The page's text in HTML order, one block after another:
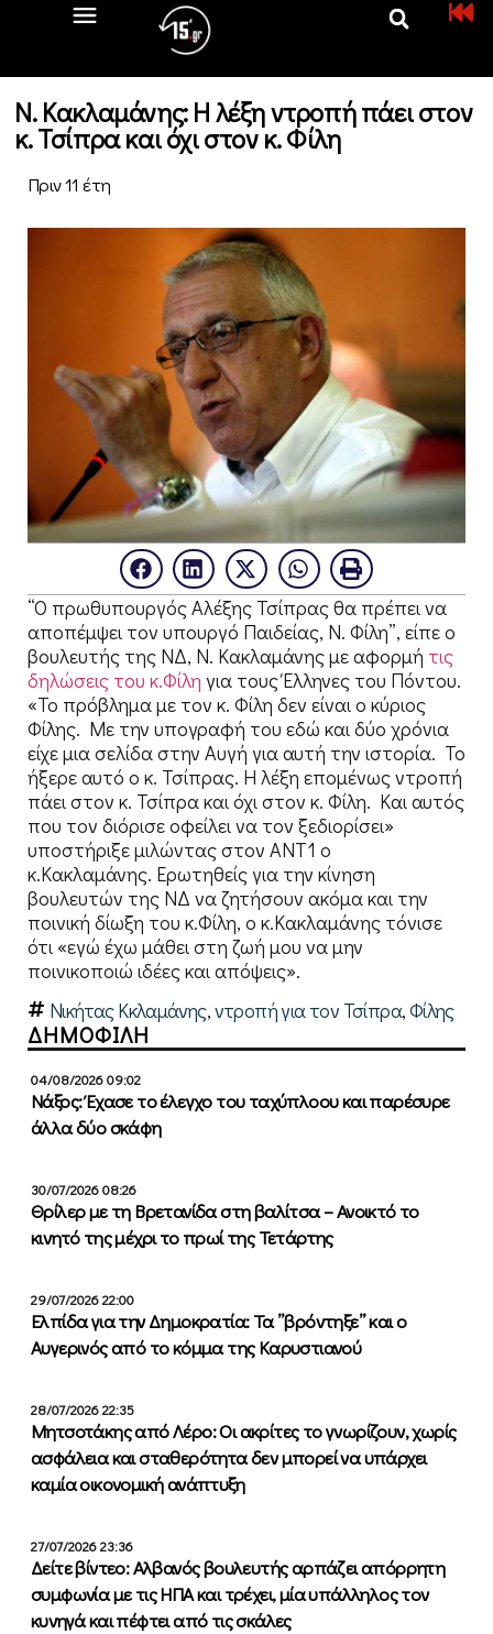
Ν. Κακλαμάνης: Η λέξη ντροπή πάει στον
κ. Τσίπρα και όχι στον κ. Φίλη
Πριν 11 έτη
“O πρωθυπουργός Αλέξης Τσίπρας θα πρέπει να
αποπέμψει τον υπουργό Παιδείας, Ν. Φίλη”, είπε ο
βουλευτής της ΝΔ, Ν. Κακλαμάνης με αφορμή τις
δηλώσεις του κ.Φίλη για τους Έλληνες του Πόντου.
«Το πρόβλημα με τον κ. Φίλη δεν είναι ο κύριος
Φίλης. Με την υπογραφή του εδώ και δύο χρόνια
είχε μια σελίδα στην Αυγή για αυτή την ιστορία. Το
ήξερε αυτό ο κ. Τσίπρας. Η λέξη επομένως ντροπή
πάει στον κ. Τσίπρα και όχι στον κ. Φίλη. Και αυτός
που τον διόρισε οφείλει να τον ξεδιορίσει»
υποστήριξε μιλώντας στον ΑΝΤ1 ο
κ.Κακλαμάνης. Ερωτηθείς για την κίνηση
βουλευτών της ΝΔ να ζητήσουν ακόμα και την
ποινική δίωξη του κ.Φίλη, ο κ.Κακλαμάνης τόνισε
ότι «εγώ έχω μάθει στη ζωή μου να μην
ποινικοποιώ ιδέες και απόψεις».
Νικήτας Κκλαμάνης,ντροπή για τον Τσίπρα,Φίλης
ΔΗΜΟΦΙΛΗ
04/08/2026 09:02
Νάξος: Έχασε το έλεγχο του ταχύπλοου και παρέσυρε
άλλα δύο σκάφη
30/07/2026 08:26
Θρίλερ με τη Βρετανίδα στη βαλίτσα – Ανοικτό το
κινητό της μέχρι το πρωί της Τετάρτης
29/07/2026 22:00
Ελπίδα για την Δημοκρατία: Τα ”βρόντηξε” και ο
Αυγερινός από το κόμμα της Καρυστιανού
28/07/2026 22:35
Μητσοτάκης από Λέρο: Οι ακρίτες το γνωρίζουν, χωρίς
ασφάλεια και σταθερότητα δεν μπορεί να υπάρχει
καμία οικονομική ανάπτυξη
27/07/2026 23:36
Δείτε βίντεο: Αλβανός βουλευτής αρπάζει απόρρητη
συμφωνία με τις ΗΠΑ και τρέχει, μία υπάλληλος τον
κυνηγά και πέφτει από τις σκάλες